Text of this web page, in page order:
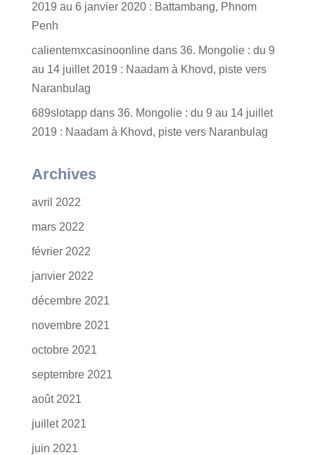
2019 au 6 janvier 2020 : Battambang, Phnom
Penh
calientemxcasinoonlinedans 36. Mongolie : du 9
au 14 juillet 2019 : Naadam à Khovd, piste vers
Naranbulag
689slotappdans 36. Mongolie : du 9 au 14 juillet
2019 : Naadam à Khovd, piste vers Naranbulag
Archives
avril 2022
mars 2022
février 2022
janvier 2022
décembre 2021
novembre 2021
octobre 2021
septembre 2021
août 2021
juillet 2021
juin 2021